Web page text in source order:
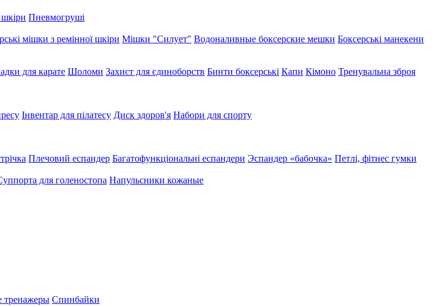
шкіри Пневмогруші
мішки з ремінної шкіри Мішки "Силует" Водоналивные боксерские мешки Боксерські манекени
для карате Шоломи Захист для єдиноборств Бинти боксерські Капи Кімоно Тренувальна зброя
Інвентар для пілатесу Диск здоров'я Набори для спорту
Плечовий еспандер Багатофункціональні еспандери Эспандер «бабочка» Петлі, фітнес гумки
для голеностопа Напульсники кожаные
тренажеры Спинбайки